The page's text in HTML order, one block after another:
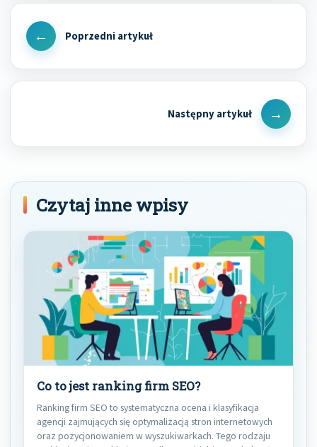
Nawigacja
wpisu
Previous
Next
Post
Czytaj inne wpisy
Co to jest ranking firm SEO?
Ranking firm SEO to systematyczna ocena i klasyfikacja
agencji zajmujących się optymalizacją stron internetowych
oraz pozycjonowaniem w wyszukiwarkach. Tego rodzaju